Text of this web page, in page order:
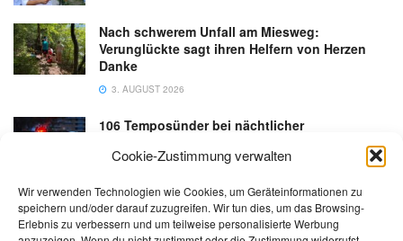
Cookie-Zustimmung verwalten
Wir verwenden Technologien wie Cookies, um Geräteinformationen zu
speichern und/oder darauf zuzugreifen. Wir tun dies, um das Browsing-
Erlebnis zu verbessern und um teilweise personalisierte Werbung
Nach schwerem Unfall am Miesweg:
Verunglückte sagt ihren Helfern von Herzen
Danke
3. AUGUST 2026
106 Temposünder bei nächtlicher
18. JULI 2026